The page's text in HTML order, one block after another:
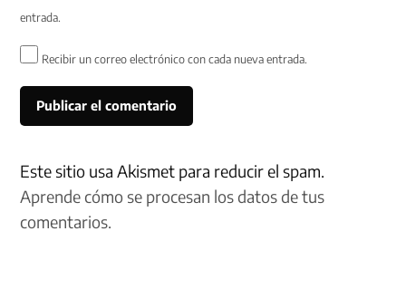
entrada.
Recibir un correo electrónico con cada nueva entrada.
Este sitio usa Akismet para reducir el spam.
Aprende cómo se procesan los datos de tus
comentarios.